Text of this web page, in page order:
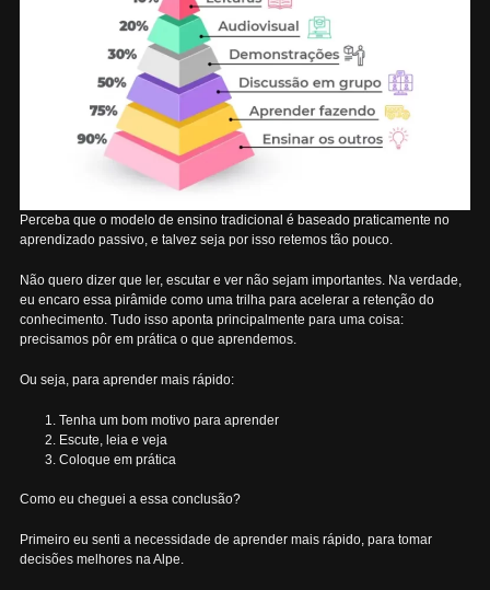
Perceba que o modelo de ensino tradicional é baseado praticamente no
aprendizado passivo, e talvez seja por isso retemos tão pouco.
Não quero dizer que ler, escutar e ver não sejam importantes. Na verdade,
eu encaro essa pirâmide como uma trilha para acelerar a retenção do
conhecimento. Tudo isso aponta principalmente para uma coisa:
precisamos pôr em prática o que aprendemos.
Ou seja, para aprender mais rápido:
Tenha um bom motivo para aprender
Escute, leia e veja
Coloque em prática
Como eu cheguei a essa conclusão?
Primeiro eu senti a necessidade de aprender mais rápido, para tomar
decisões melhores na Alpe.